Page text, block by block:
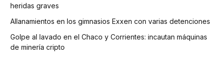
heridas graves
Allanamientos en los gimnasios Exxen con varias detenciones
Golpe al lavado en el Chaco y Corrientes: incautan máquinas
de minería cripto